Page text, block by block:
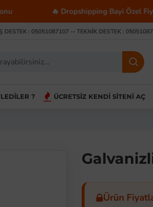
🔥 Dropshipping Bayi Özel Fiyatları
DESTEK : 05051087107 -- TEKNIK DESTEK :
? ÜCRETSIZ KENDI SITENI AÇ
Ürün